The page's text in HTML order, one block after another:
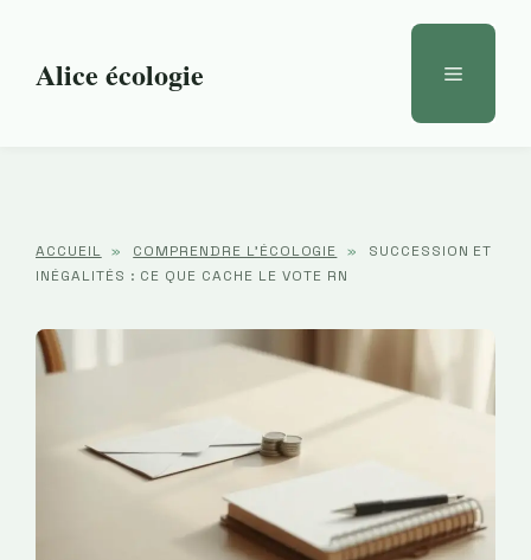
contenuAlice écologie Menu
ACCUEIL » COMPRENDRE L'ÉCOLOGIE »
SUCCESSION ET
INÉGALITÉS : CE QUE CACHE LE VOTE RN